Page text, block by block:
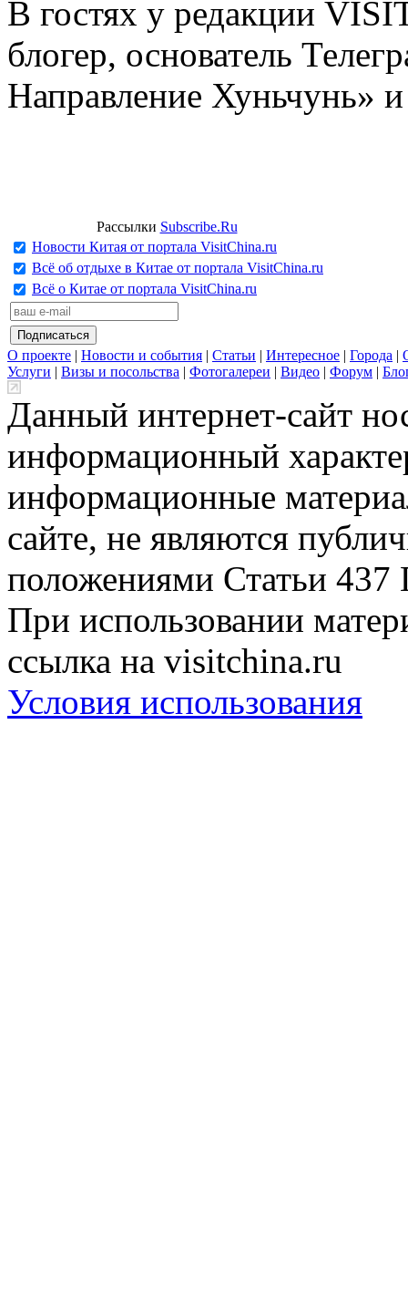
В гостях у редакции
блогер, основатель
Направление Хуньчунь»
Рассылки Subscribe.Ru
Новости Китая от портала VisitChina.ru
Всё об отдыхе в Китае от портала VisitChina.ru
Всё о Китае от портала VisitChina.ru
О проекте | Новости и события | Статьи | Интересное | Города |
Услуги | Визы и посольства | Фотогалереи | Видео | Форум |
Данный интернет-сайт
информационный
информационные
сайте, не являются
положениями Статьи 437
При использовании
ссылка на visitchina.ru
Условия использования